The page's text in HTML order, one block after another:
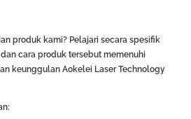
produk kami? Pelajari secara spesifik
cara produk tersebut memenuhi
keunggulan Aokelei Laser Technology